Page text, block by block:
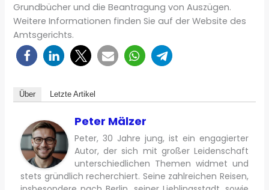
Grundbücher und die Beantragung von Auszügen.
Weitere Informationen finden Sie auf der Website des
Amtsgerichts.
Über Letzte Artikel
Peter Mälzer
Peter, 30 Jahre jung, ist ein engagierter
Autor, der sich mit großer Leidenschaft
unterschiedlichen Themen widmet und
stets gründlich recherchiert. Seine zahlreichen Reisen,